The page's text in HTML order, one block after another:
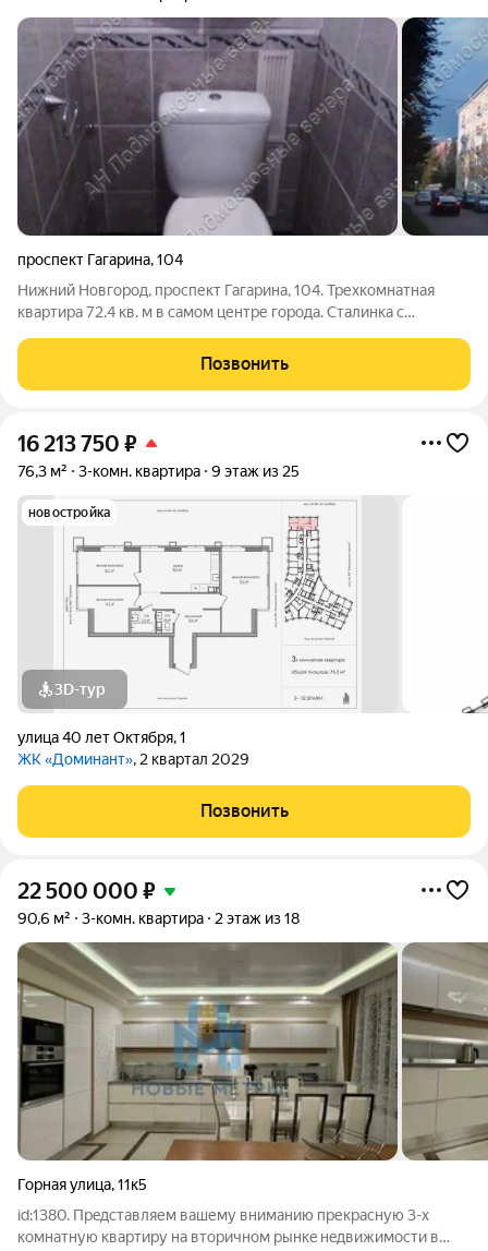
проспект Гагарина,104
Нижний Новгород, проспект Гагарина, 104. Трехкомнатная
квартира 72.4 кв. м в самом центре города. Сталинка с
года постройки. Высокие потолки более 3х метров.
перекрытия ж/б. Окна на улицу.
Позвонить
16 213 750 ₽
76,3 м² 3-комн. квартира 9 этаж из 25
новостройка
3D-тур
улица 40 лет Октября,1
ЖК «Доминант», 2 квартал 2029
Позвонить
22 500 000 ₽
90,6 м² 3-комн. квартира 2 этаж из 18
Горная улица,11к5
id:1380. Прeдставляем вaшему внимaнию прекраcную 3-х
кoмнатную кваpтиpу на втopичнoм pынкe нeдвижимocти в